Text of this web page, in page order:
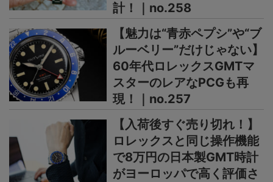
計！｜no.258
【魅力は“青赤ペプシ”や“ブ
ルーベリー”だけじゃない】
60年代ロレックスGMTマ
スターのレアなPCGも再
現！｜no.257
【入荷後すぐ売り切れ！】
ロレックスと同じ操作機能
で8万円の日本製GMT時計
がヨーロッパで高く評価さ